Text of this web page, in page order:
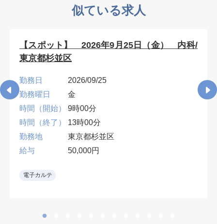
似ている求人
【スポット】 2026年9月25日（金） 内科/
東京都杉並区
勤務日
2026/09/25
勤務曜日
金
時間（開始）
9時00分
時間（終了）
13時00分
勤務地
東京都杉並区
給与
50,000円
電子カルテ